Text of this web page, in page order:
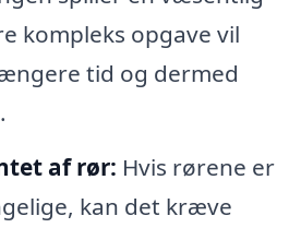
kompleks opgave vil
tid og dermed
af rør: Hvis rørene er
kan det kræve